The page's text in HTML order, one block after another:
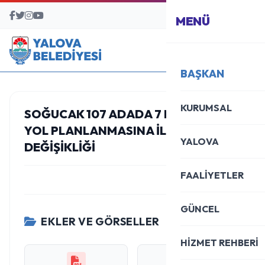
BAŞVURU MERKEZİ
MENÜ
BAŞKAN
KURUMSAL
YALOVA
FAALİYETLER
GÜNCEL
HİZMET REHBERİ
SOĞUCAK 107 ADADA 7 METRELIK
YOL PLANLANMASINA ILIŞKIN PLAN
DEĞIŞIKLIĞI
EKLER VE GÖRSELLER